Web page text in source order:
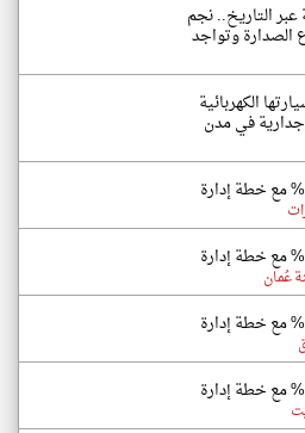
عبر التاريخ.. نجم
الصدارة وتواجد
الكهربائية
جدارية في مدن
خام برنت يقفز بنحو 5% مع خطة إدارة
خام برنت يقفز بنحو 5% مع خطة إدارة
عُمان
خام برنت يقفز بنحو 5% مع خطة إدارة
خام برنت يقفز بنحو 5% مع خطة إدارة